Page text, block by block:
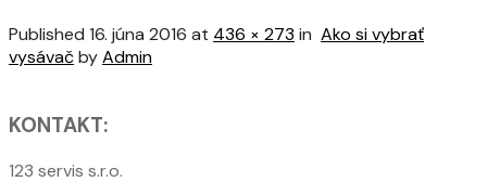
Published 16. júna 2016 at 436 × 273 in Ako si vybrať
vysávačbyAdmin
KONTAKT:
123 servis s.r.o.